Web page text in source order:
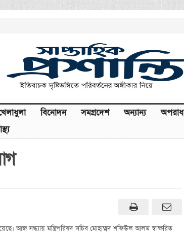
বিনোদন সমগ্রদেশ অন্যান্য অপরাধ
আজ সন্ধ্যায় মন্ত্রিপরিষদ সচিব মোহাম্মদ শফিউল আলম স্বাক্ষরিত